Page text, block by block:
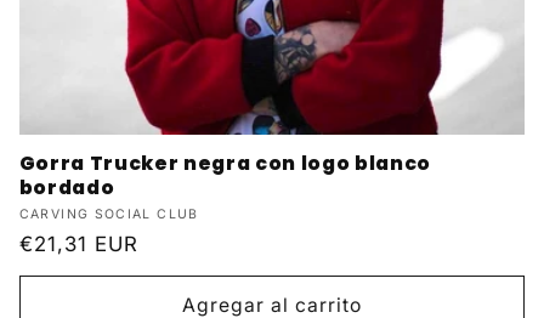
Gorra Trucker negra con logo blanco
bordado
Proveedor:
CARVING SOCIAL CLUB
Precio
habitual
€21,31 EUR
Agregar al carrito